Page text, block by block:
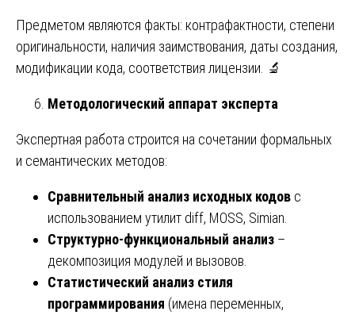
Предметом являются факты: контрафактности, степени
оригинальности, наличия заимствования, даты создания,
модификации кода, соответствия лицензии. 🔬
Методологический аппарат эксперта
Экспертная работа строится на сочетании формальных
и семантических методов:
Сравнительный анализ исходных кодов с
использованием утилит diff, MOSS, Simian.
Структурно-функциональный анализ –
декомпозиция модулей и вызовов.
Статистический анализ стиля
программирования (имена переменных,